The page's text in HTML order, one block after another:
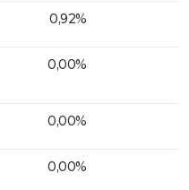
0,92%
0,00%
0,00%
0,00%